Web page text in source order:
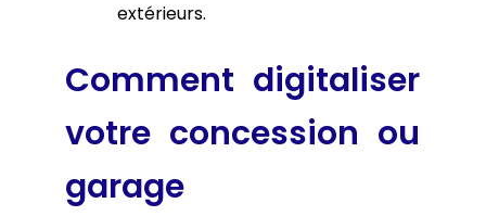
extérieurs.
Comment digitaliser
votre concession ou
garage